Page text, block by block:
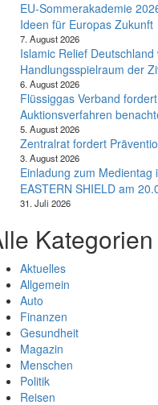
EU-Sommerakademie
Ideen für Europas Zukunft
7. August 2026
Islamic Relief
Handlungsspielraum der
6. August 2026
Flüssiggas Verband
Auktionsverfahren
5. August 2026
Zentralrat fordert
3. August 2026
Einladung zum
EASTERN SHIELD am
31. Juli 2026
Kategorien
Aktuelles
Allgemein
Auto
Finanzen
Gesundheit
Magazin
Menschen
Politik
Reisen